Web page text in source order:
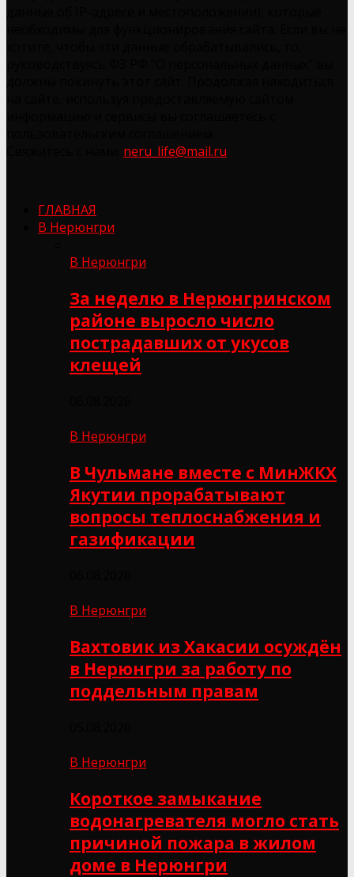
neru_life@mail.ru
ГЛАВНАЯ
В Нерюнгри
В Нерюнгри
За неделю в Нерюнгринском
районе выросло число
пострадавших от укусов
клещей
В Нерюнгри
В Чульмане вместе с МинЖКХ
Якутии прорабатывают
вопросы теплоснабжения и
газификации
В Нерюнгри
Вахтовик из Хакасии осуждён
в Нерюнгри за работу по
поддельным правам
В Нерюнгри
Короткое замыкание
водонагревателя могло стать
причиной пожара в жилом
доме в Нерюнгри